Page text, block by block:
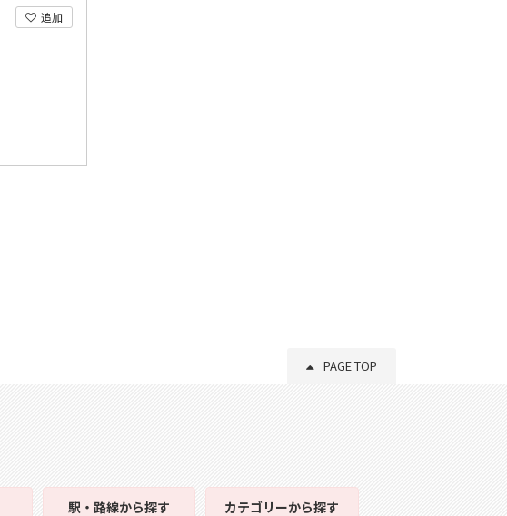
追加
PAGE TOP
駅・路線から探す カテゴリーから探す